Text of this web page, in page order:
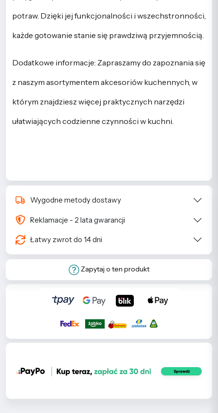
potraw. Dzięki jej funkcjonalności i wszechstronności,
każde gotowanie stanie się prawdziwą przyjemnością.
Dodatkowe informacje: Zapraszamy do zapoznania się
z naszym asortymentem akcesoriów kuchennych, w
którym znajdziesz więcej praktycznych narzędzi
ułatwiających codzienne czynności w kuchni.
Wygodne metody dostawy
Reklamacje - 2 lata gwarancji
Łatwy zwrot do 14 dni
Zapytaj o ten produkt